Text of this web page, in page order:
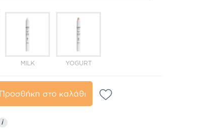
MILK YOGURT
Προσθήκη στο καλάθι
i